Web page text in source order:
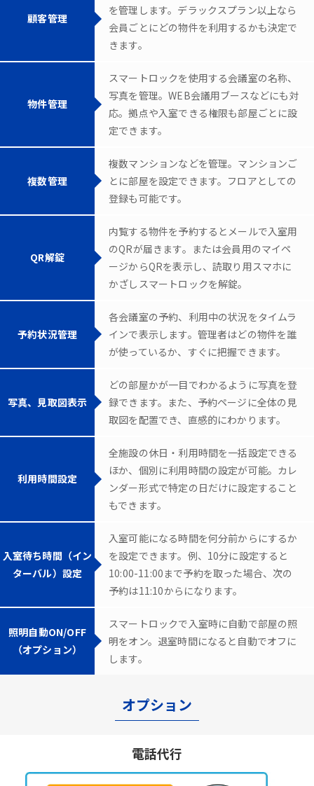
顧客管理
を管理します。デラックスプラン以上なら
会員ごとにどの物件を利用するかも決定で
きます。
物件管理
スマートロックを使用する会議室の名称、
写真を管理。WEB会議用ブースなどにも対
応。拠点や入室できる権限も部屋ごとに設
定できます。
複数管理
複数マンションなどを管理。マンションご
とに部屋を設定できます。フロアとしての
登録も可能です。
QR解錠
内覧する物件を予約するとメールで入室用
のQRが届きます。または会員用のマイペ
ージからQRを表示し、読取り用スマホに
かざしスマートロックを解錠。
予約状況管理
各会議室の予約、利用中の状況をタイムラ
インで表示します。管理者はどの物件を誰
が使っているか、すぐに把握できます。
写真、見取図表示
どの部屋かが一目でわかるように写真を登
録できます。また、予約ページに全体の見
取図を配置でき、直感的にわかります。
利用時間設定
全施設の休日・利用時間を一括設定できる
ほか、個別に利用時間の設定が可能。カレ
ンダー形式で特定の日だけに設定すること
もできます。
入室待ち時間（イン
ターバル）設定
入室可能になる時間を何分前からにするか
を設定できます。例、10分に設定すると
10:00-11:00まで予約を取った場合、次の
予約は11:10からになります。
照明自動ON/OFF
（オプション）
スマートロックで入室時に自動で部屋の照
明をオン。退室時間になると自動でオフに
します。
オプション
電話代行